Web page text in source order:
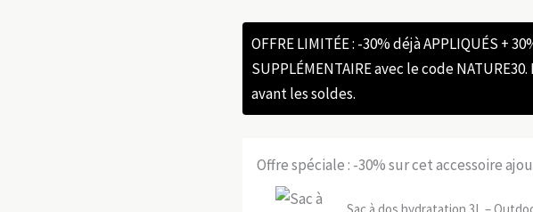
OFFRE LIMITÉE : -30% déjà APPLIQUÉS +
SUPPLÉMENTAIRE avec le code
avant les soldes.
Offre spéciale : -30% sur cet accessoire